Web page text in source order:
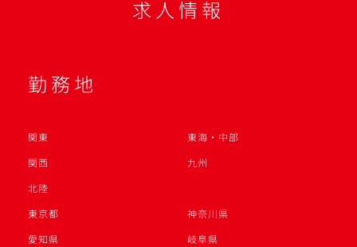
求人情報
勤務地
関東
東海・中部
関西
九州
北陸
東京都
神奈川県
愛知県
岐阜県